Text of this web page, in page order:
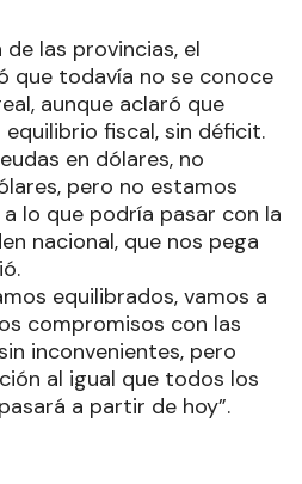
las provincias, el
que todavía no se conoce
aunque aclaró que
fiscal, sin déficit.
en dólares, no
pero no estamos
lo que podría pasar con la
nacional, que nos pega
equilibrados, vamos a
compromisos con las
inconvenientes, pero
al igual que todos los
a partir de hoy”.